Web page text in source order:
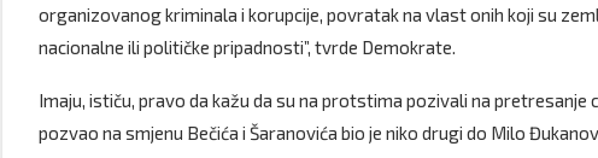
organizovanog kriminala i korupcije, povratak na vlast onih koji su
nacionalne ili političke pripadnosti”, tvrde Demokrate.
Imaju, ističu, pravo da kažu da su na protstima pozivali na pretresanje
pozvao na smjenu Bečića i Šaranovića bio je niko drugi do Milo